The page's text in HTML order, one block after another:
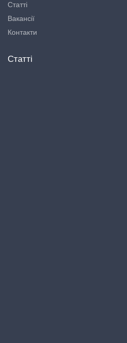
Статті
Вакансії
Контакти
Статті